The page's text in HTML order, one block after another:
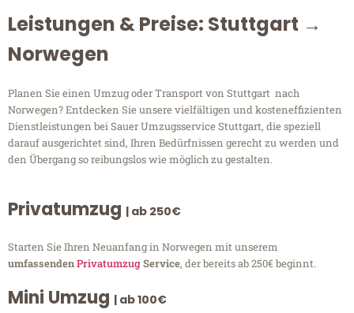
Leistungen & Preise: Stuttgart →
Norwegen
Planen Sie einen Umzug oder Transport von Stuttgart nach
Norwegen? Entdecken Sie unsere vielfältigen und kosteneffizienten
Dienstleistungen bei Sauer Umzugsservice Stuttgart, die speziell
darauf ausgerichtet sind, Ihren Bedürfnissen gerecht zu werden und
den Übergang so reibungslos wie möglich zu gestalten.
Privatumzug | ab 250€
Starten Sie Ihren Neuanfang in Norwegen mit unserem
umfassendenPrivatumzugService, der bereits ab 250€ beginnt.
Mini Umzug | ab 100€